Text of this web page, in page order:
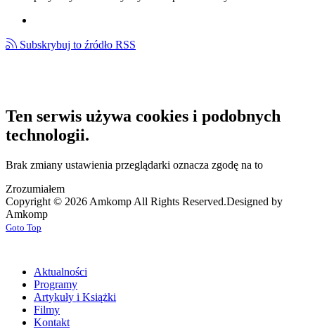
Subskrybuj to źródło RSS
Ten serwis używa cookies i podobnych
technologii.
Brak zmiany ustawienia przeglądarki oznacza zgodę na to
Zrozumiałem
Copyright © 2026 Amkomp All Rights Reserved.Designed by
Amkomp
Goto Top
Aktualności
Programy
Artykuły i Książki
Filmy
Kontakt